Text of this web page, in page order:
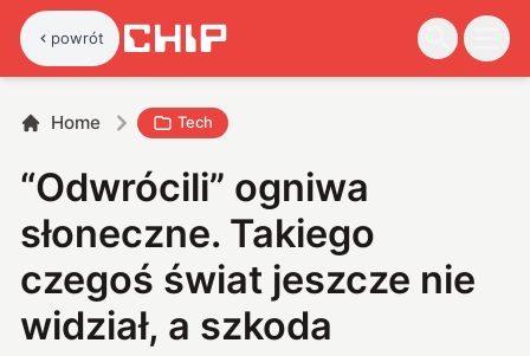
powrót
Home Tech
“Odwrócili” ogniwa
słoneczne. Takiego
czegoś świat jeszcze nie
widział, a szkoda